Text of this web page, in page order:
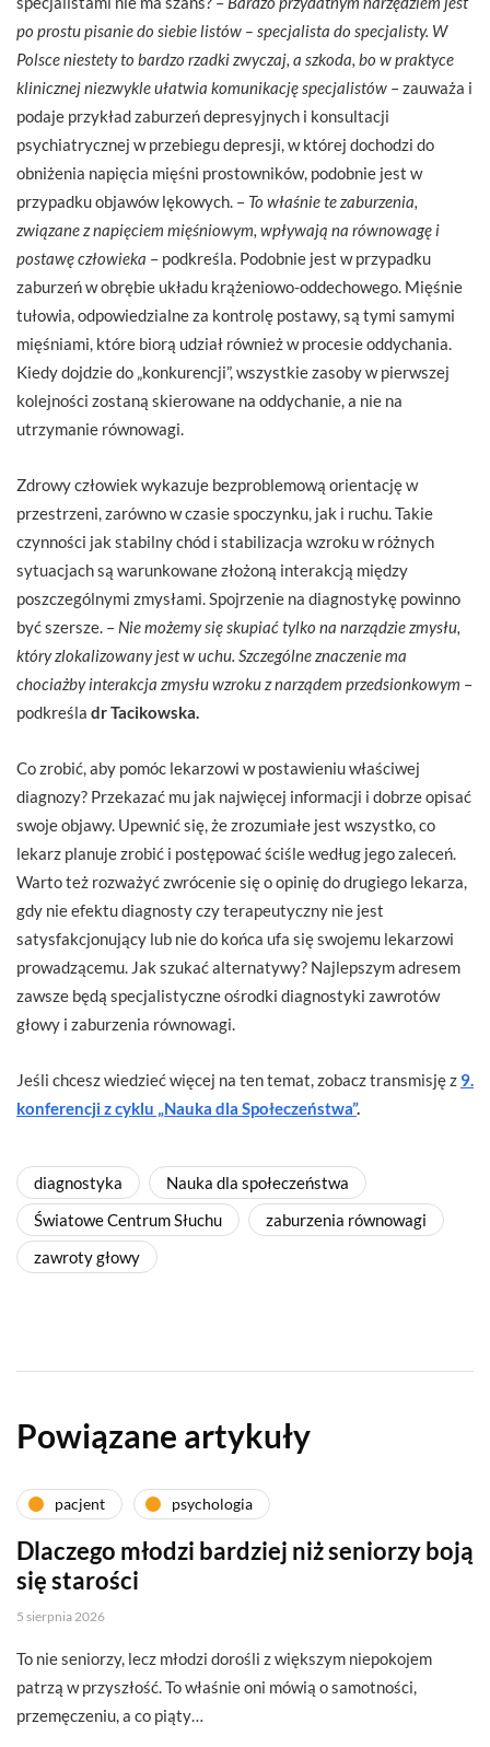
po prostu pisanie do siebie listów – specjalista do specjalisty. W
Polsce niestety to bardzo rzadki zwyczaj, a szkoda, bo w praktyce
klinicznej niezwykle ułatwia komunikację specjalistów – zauważa i
podaje przykład zaburzeń depresyjnych i konsultacji
psychiatrycznej w przebiegu depresji, w której dochodzi do
obniżenia napięcia mięśni prostowników, podobnie jest w
przypadku objawów lękowych. – To właśnie te zaburzenia,
związane z napięciem mięśniowym, wpływają na równowagę i
postawę człowieka – podkreśla. Podobnie jest w przypadku
zaburzeń w obrębie układu krążeniowo-oddechowego. Mięśnie
tułowia, odpowiedzialne za kontrolę postawy, są tymi samymi
mięśniami, które biorą udział również w procesie oddychania.
Kiedy dojdzie do „konkurencji”, wszystkie zasoby w pierwszej
kolejności zostaną skierowane na oddychanie, a nie na
utrzymanie równowagi.
Zdrowy człowiek wykazuje bezproblemową orientację w
przestrzeni, zarówno w czasie spoczynku, jak i ruchu. Takie
czynności jak stabilny chód i stabilizacja wzroku w różnych
sytuacjach są warunkowane złożoną interakcją między
poszczególnymi zmysłami. Spojrzenie na diagnostykę powinno
być szersze. – Nie możemy się skupiać tylko na narządzie zmysłu,
który zlokalizowany jest w uchu. Szczególne znaczenie ma
chociażby interakcja zmysłu wzroku z narządem przedsionkowym –
podkreśla dr Tacikowska.
Co zrobić, aby pomóc lekarzowi w postawieniu właściwej
diagnozy? Przekazać mu jak najwięcej informacji i dobrze opisać
swoje objawy. Upewnić się, że zrozumiałe jest wszystko, co
lekarz planuje zrobić i postępować ściśle według jego zaleceń.
Warto też rozważyć zwrócenie się o opinię do drugiego lekarza,
gdy nie efektu diagnosty czy terapeutyczny nie jest
satysfakcjonujący lub nie do końca ufa się swojemu lekarzowi
prowadzącemu. Jak szukać alternatywy? Najlepszym adresem
zawsze będą specjalistyczne ośrodki diagnostyki zawrotów
głowy i zaburzenia równowagi.
Jeśli chcesz wiedzieć więcej na ten temat, zobacz transmisję z 9.
konferencji z cyklu „Nauka dla Społeczeństwa”.
diagnostyka
Nauka dla społeczeństwa
Światowe Centrum Słuchu
zaburzenia równowagi
zawroty głowy
Powiązane artykuły
pacjent psychologia
Dlaczego młodzi bardziej niż seniorzy boją
się starości
5 sierpnia 2026
To nie seniorzy, lecz młodzi dorośli z większym niepokojem
patrzą w przyszłość. To właśnie oni mówią o samotności,
przemęczeniu, a co piąty…